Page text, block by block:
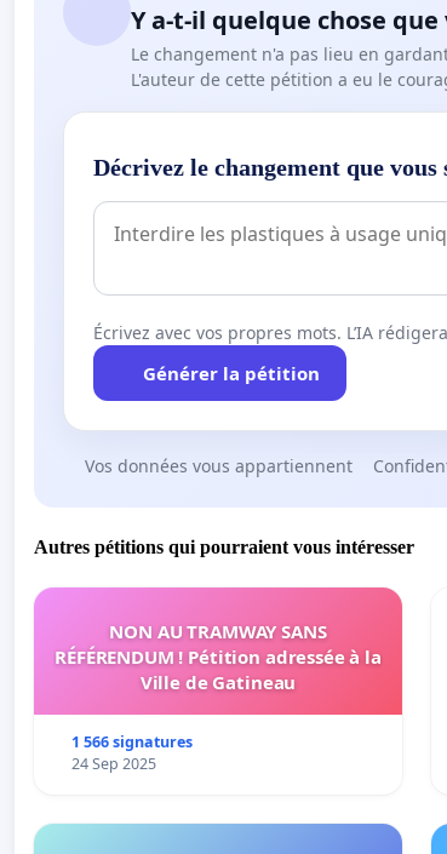
Y a-t-il quelque chose
Le changement n'a pas lieu en
L'auteur de cette pétition a eu le
Décrivez le changement que
Écrivez avec vos propres mots. L’IA
Générer la pétition
Vos données vous appartiennent
Autres pétitions qui pourraient vous intéresser
NON AU TRAMWAY SANS
RÉFÉRENDUM ! Pétition adressée à la
Ville de Gatineau
1 566 signatures
24 Sep 2025